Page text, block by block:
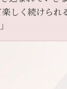
しく続けられ